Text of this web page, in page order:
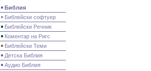
Библия
Библейски софтуер
Библейски Речник
Коментар на Ригс
Библейски Теми
Детска Библия
Аудио Библия